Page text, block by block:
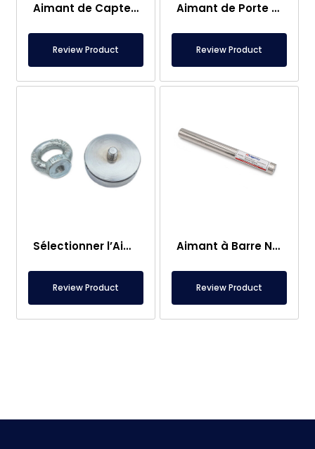
Aimant de Capteur – 2×2 mm
Review Product
Aimant de Porte de Caravane
Review Product
Sélectionner l’Aimant de Pêche – Aimant Puissant de Sauvetage en Mer
Review Product
Aimant à Barre Neodyme Ø25×250 mm – Connexion M8 Femelle d’un Côté
Review Product